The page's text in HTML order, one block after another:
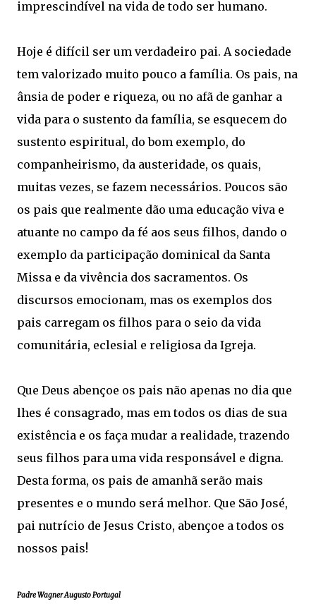
imprescindível na vida de todo ser humano.
Hoje é difícil ser um verdadeiro pai. A sociedade
tem valorizado muito pouco a família. Os pais, na
ânsia de poder e riqueza, ou no afã de ganhar a
vida para o sustento da família, se esquecem do
sustento espiritual, do bom exemplo, do
companheirismo, da austeridade, os quais,
muitas vezes, se fazem necessários. Poucos são
os pais que realmente dão uma educação viva e
atuante no campo da fé aos seus filhos, dando o
exemplo da participação dominical da Santa
Missa e da vivência dos sacramentos. Os
discursos emocionam, mas os exemplos dos
pais carregam os filhos para o seio da vida
comunitária, eclesial e religiosa da Igreja.
Que Deus abençoe os pais não apenas no dia que
lhes é consagrado, mas em todos os dias de sua
existência e os faça mudar a realidade, trazendo
seus filhos para uma vida responsável e digna.
Desta forma, os pais de amanhã serão mais
presentes e o mundo será melhor. Que São José,
pai nutrício de Jesus Cristo, abençoe a todos os
nossos pais!
Padre Wagner Augusto Portugal